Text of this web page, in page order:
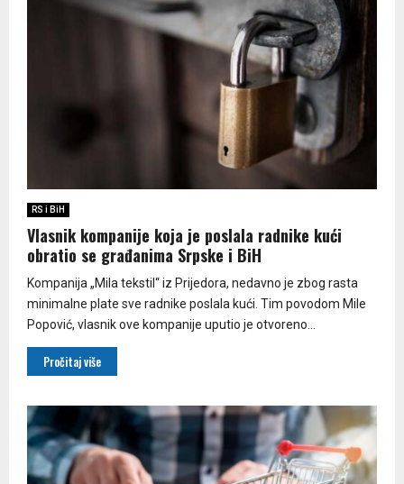
RS i BiH
Vlasnik kompanije koja je poslala radnike kući
obratio se građanima Srpske i BiH
Kompanija „Mila tekstil“ iz Prijedora, nedavno je zbog rasta
minimalne plate sve radnike poslala kući. Tim povodom Mile
Popović, vlasnik ove kompanije uputio je otvoreno...
Pročitaj više